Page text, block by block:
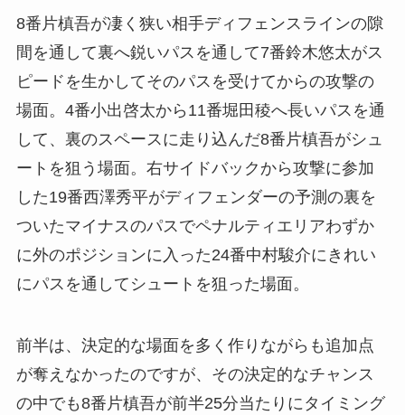
8番片槙吾が凄く狭い相手ディフェンスラインの隙
間を通して裏へ鋭いパスを通して7番鈴木悠太がス
ピードを生かしてそのパスを受けてからの攻撃の
場面。4番小出啓太から11番堀田稜へ長いパスを通
して、裏のスペースに走り込んだ8番片槙吾がシュ
ートを狙う場面。右サイドバックから攻撃に参加
した19番西澤秀平がディフェンダーの予測の裏を
ついたマイナスのパスでペナルティエリアわずか
に外のポジションに入った24番中村駿介にきれい
にパスを通してシュートを狙った場面。
前半は、決定的な場面を多く作りながらも追加点
が奪えなかったのですが、その決定的なチャンス
の中でも8番片槙吾が前半25分当たりにタイミング